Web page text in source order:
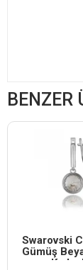
BENZER
Swarovski
Gümüş
Kadın